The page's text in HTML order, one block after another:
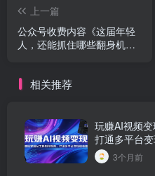
上一篇
公众号收费内容《这届年轻
人，还能抓住哪些翻身机
相关推荐
玩赚AI视频
打通多平台
3个月前